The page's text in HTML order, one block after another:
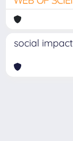
social impact